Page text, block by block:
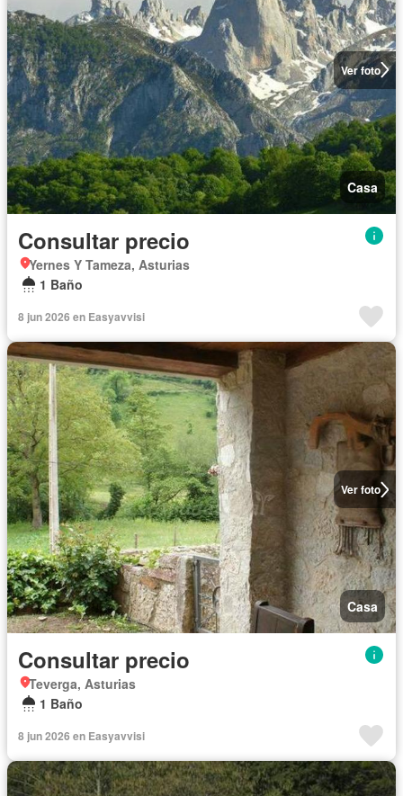
Ver foto
Casa
Consultar precio
Yernes Y Tameza, Asturias
1 Baño
8 jun 2026 en Easyavvisi
Ver foto
Casa
Consultar precio
Teverga, Asturias
1 Baño
8 jun 2026 en Easyavvisi